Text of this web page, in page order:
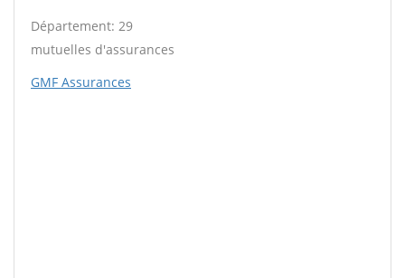
Département: 29
mutuelles d'assurances
GMF Assurances